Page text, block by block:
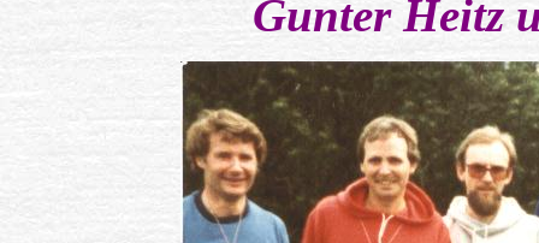
Gunter Heitz